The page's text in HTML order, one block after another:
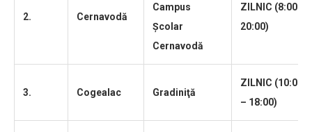
2. Cernavodă
Campus
Şcolar
Cernavodă
ZILNIC (8:00 –
20:00)
3. Cogealac Gradiniţă
ZILNIC (10:00
– 18:00)